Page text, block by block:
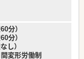
分）
分）
）
変形労働制